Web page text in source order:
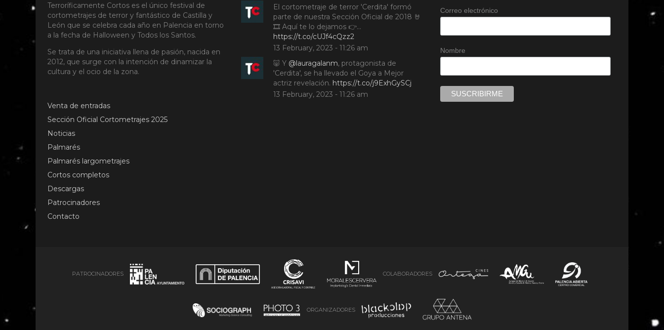
Terroríficamente Cortos es el único festival de
cortometrajes de terror y fantástico de Castilla y
León que se celebra cada año en Palencia en torno
a la fecha de Halloween y Todos los Santos.
Se trata de una iniciativa llena de pasión, nacida en
2012, que surge con la intención de dinamizar la
cultura y el ocio de la zona.
Venta de entradas
Sección Oficial Cortometrajes 2025
Noticias
Palmarés
Palmarés largometrajes
Cortos completos
Descargas
Patrocinadores
Contacto
El cortometraje de terror 'Cerdita' formó
parte de nuestra Sección Oficial de 2018 🤘
🎞️ Aquí te lo dejamos 👉…
https://t.co/cUJf4cQzz2
13 February, 2023 - 11:26 am
🐷 Y @lauragalanm, protagonista de
'Cerdita', se ha llevado el Goya a Mejor
actriz revelación. https://t.co/j9ExhGySCj
13 February, 2023 - 11:26 am
Correo electrónico
Nombre
PATROCINADORES COLABORADORES
ORGANIZADORES